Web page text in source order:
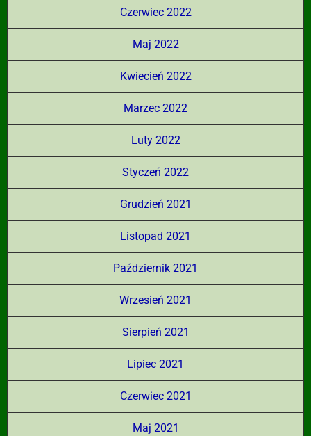
Czerwiec 2022
Maj 2022
Kwiecień 2022
Marzec 2022
Luty 2022
Styczeń 2022
Grudzień 2021
Listopad 2021
Październik 2021
Wrzesień 2021
Sierpień 2021
Lipiec 2021
Czerwiec 2021
Maj 2021